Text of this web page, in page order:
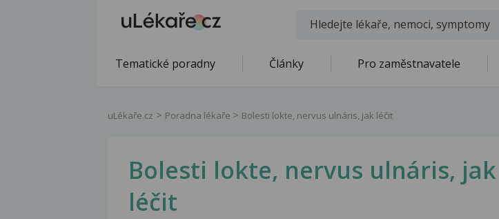
Tematické poradny Články Pro zaměstnavatele
uLékaře.cz Poradna lékaře Bolesti lokte, nervus ulnáris, jak léčit
Bolesti lokte, nervus ulnáris, jak
léčit